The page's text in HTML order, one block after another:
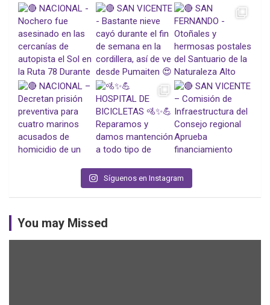
Síguenos en Instagram
You may Missed